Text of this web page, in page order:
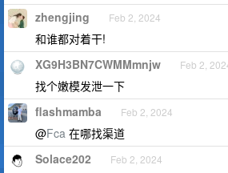
zhengjing Feb 2, 2024
和谁都对着干!
XG9H3BN7CWMMmnjw Feb 2,
找个嫩模发泄一下
flashmamba Feb 2, 2024
@Fca 在哪找渠道
Solace202 Feb 2, 2024